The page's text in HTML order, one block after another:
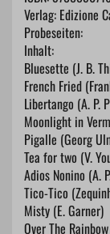
Verlag: Edizione
Probeseiten:
Inhalt:
Bluesette (J. B.
French Fried
Libertango (A. P.
Moonlight in
Pigalle (Georg
Tea for two (V.
Adios Nonino (A.
Tico-Tico
Misty (E. Garner)
Over The